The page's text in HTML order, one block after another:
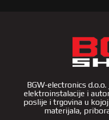
BGW-electronics
elektroinstalacije i
poslije i trgovina u
materijala,